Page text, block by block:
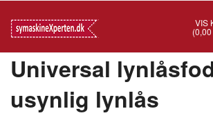
VIS
TILBUD
SYMASKINER
Universal
usynlig lynlås